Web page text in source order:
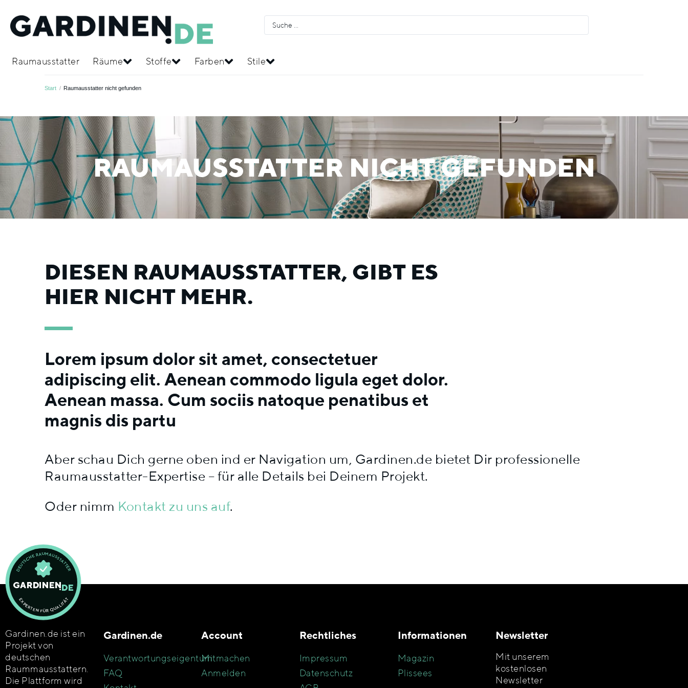
Raumausstatter Räume Stoffe Farben Stile
Start / Raumausstatter nicht gefunden
RAUMAUSSTATTER NICHT GEFUNDEN
DIESEN RAUMAUSSTATTER, GIBT ES
HIER NICHT MEHR.
Lorem ipsum dolor sit amet, consectetuer
adipiscing elit. Aenean commodo ligula eget dolor.
Aenean massa. Cum sociis natoque penatibus et
magnis dis partu
Aber schau Dich gerne oben ind er Navigation um, Gardinen.de bietet Dir professionelle
Raumausstatter-Expertise – für alle Details bei Deinem Projekt.
Oder nimm Kontakt zu uns auf.
Gardinen.de ist ein
Projekt von
deutschen
Raummausstattern.
Die Plattform wird
Gardinen.de
Verantwortungseigentum
FAQ
Account
Mitmachen
Anmelden
Rechtliches
Impressum
Datenschutz
Informationen
Magazin
Plissees
Newsletter
Mit unserem
kostenlosen
Newsletter